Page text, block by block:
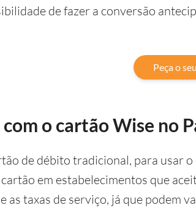
de fazer a conversão
Peça o
o cartão Wise no
de débito tradicional, para usar
em estabelecimentos que
as taxas de serviço, já que podem